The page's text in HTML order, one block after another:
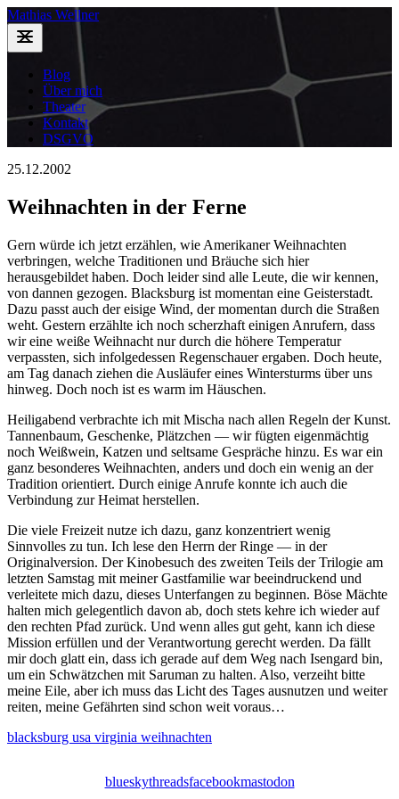
Mathias Wellner
Blog
Über mich
Theater
Kontakt
DSGVO
25.12.2002
Weihnachten in der Ferne
Gern würde ich jetzt erzählen, wie Amerikaner Weihnachten
verbringen, welche Traditionen und Bräuche sich hier
herausgebildet haben. Doch leider sind alle Leute, die wir kennen,
von dannen gezogen. Blacksburg ist momentan eine Geisterstadt.
Dazu passt auch der eisige Wind, der momentan durch die Straßen
weht. Gestern erzählte ich noch scherzhaft einigen Anrufern, dass
wir eine weiße Weihnacht nur durch die höhere Temperatur
verpassten, sich infolgedessen Regenschauer ergaben. Doch heute,
am Tag danach ziehen die Ausläufer eines Wintersturms über uns
hinweg. Doch noch ist es warm im Häuschen.
Heiligabend verbrachte ich mit Mischa nach allen Regeln der Kunst.
Tannenbaum, Geschenke, Plätzchen — wir fügten eigenmächtig
noch Weißwein, Katzen und seltsame Gespräche hinzu. Es war ein
ganz besonderes Weihnachten, anders und doch ein wenig an der
Tradition orientiert. Durch einige Anrufe konnte ich auch die
Verbindung zur Heimat herstellen.
Die viele Freizeit nutze ich dazu, ganz konzentriert wenig
Sinnvolles zu tun. Ich lese den Herrn der Ringe — in der
Originalversion. Der Kinobesuch des zweiten Teils der Trilogie am
letzten Samstag mit meiner Gastfamilie war beeindruckend und
verleitete mich dazu, dieses Unterfangen zu beginnen. Böse Mächte
halten mich gelegentlich davon ab, doch stets kehre ich wieder auf
den rechten Pfad zurück. Und wenn alles gut geht, kann ich diese
Mission erfüllen und der Verantwortung gerecht werden. Da fällt
mir doch glatt ein, dass ich gerade auf dem Weg nach Isengard bin,
um ein Schwätzchen mit Saruman zu halten. Also, verzeiht bitte
meine Eile, aber ich muss das Licht des Tages ausnutzen und weiter
reiten, meine Gefährten sind schon weit voraus…
blacksburg usa virginia weihnachten
blueskythreadsfacebookmastodon